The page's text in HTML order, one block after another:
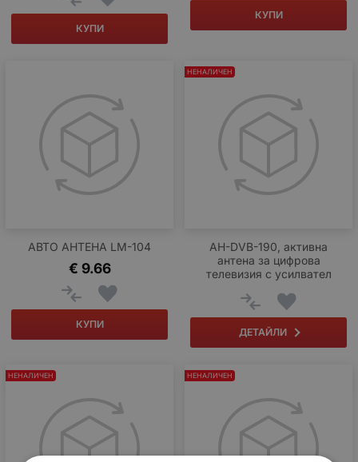
КУПИ
КУПИ
АВТО АНТЕНА LM-104
9.66
€
КУПИ
AH-DVB-190, активна
антена за цифрова
телевизия с усилвател
ДЕТАЙЛИ
НЕНАЛИЧЕН
НЕНАЛИЧЕН НЕНАЛИЧЕН